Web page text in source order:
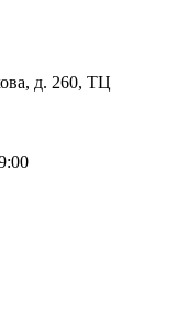
д. 260, ТЦ